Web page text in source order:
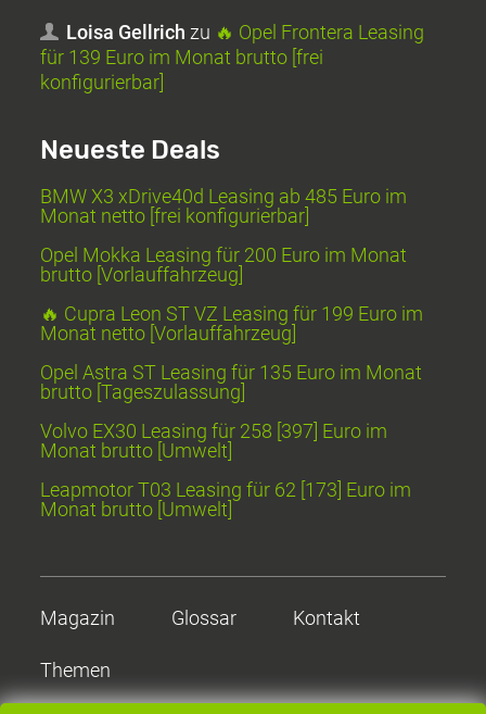
Loisa Gellrich zu 🔥 Opel Frontera Leasing
für 139 Euro im Monat brutto [frei
konfigurierbar]
Neueste Deals
BMW X3 xDrive40d Leasing ab 485 Euro im
Monat netto [frei konfigurierbar]
Opel Mokka Leasing für 200 Euro im Monat
brutto [Vorlauffahrzeug]
🔥 Cupra Leon ST VZ Leasing für 199 Euro im
Monat netto [Vorlauffahrzeug]
Opel Astra ST Leasing für 135 Euro im Monat
brutto [Tageszulassung]
Volvo EX30 Leasing für 258 [397] Euro im
Monat brutto [Umwelt]
Leapmotor T03 Leasing für 62 [173] Euro im
Monat brutto [Umwelt]
Magazin Glossar Kontakt
Themen